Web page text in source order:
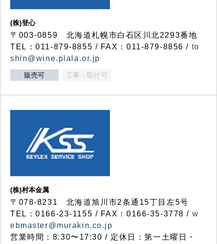
(株)登心
〒003-0859 北海道札幌市白石区川北2293番地
TEL：011-879-8855 / FAX：011-879-8856 / to
shin@wine.plala.or.jp
販売可 工事・取付可
(株)村本金属
〒078-8231 北海道旭川市2条通15丁目左5号
TEL：0166-23-1155 / FAX：0166-35-3778 / w
ebmaster@murakin.co.jp
営業時間：8:30〜17:30 / 定休日：第一土曜日・